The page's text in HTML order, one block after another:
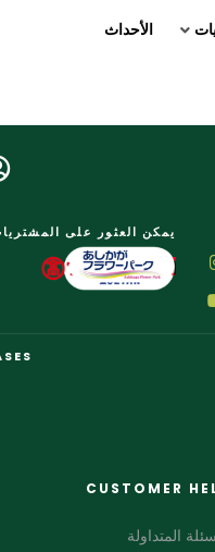
الأحداث
يمكن العثور على
CUSTOMER
المتداولة